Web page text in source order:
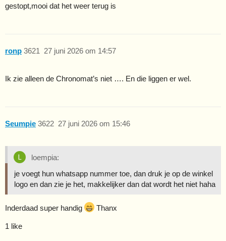
gestopt,mooi dat het weer terug is
ronp 27 juni 2026 om 14:57
3621
Ik zie alleen de Chronomat’s niet …. En die liggen er wel.
Seumpie 27 juni 2026 om 15:46
3622
loempia:
je voegt hun whatsapp nummer toe, dan druk je op de winkel
logo en dan zie je het, makkelijker dan dat wordt het niet haha
Inderdaad super handig Thanx
1 like